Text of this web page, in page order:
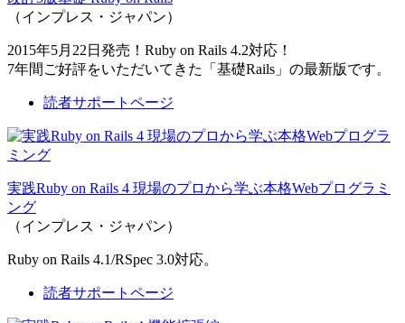
（インプレス・ジャパン）
2015年5月22日発売！Ruby on Rails 4.2対応！
7年間ご好評をいただいてきた「基礎Rails」の最新版です。
読者サポートページ
実践Ruby on Rails 4 現場のプロから学ぶ本格Webプログラミ
ング
（インプレス・ジャパン）
Ruby on Rails 4.1/RSpec 3.0対応。
読者サポートページ